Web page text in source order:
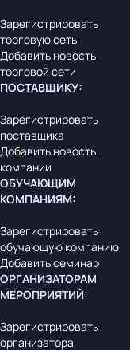
Зарегистрировать
торговую сеть
Добавить новость
торговой сети
ПОСТАВЩИКУ:
Зарегистрировать
поставщика
Добавить новость
компании
ОБУЧАЮЩИМ
КОМПАНИЯМ:
Зарегистрировать
обучающую компанию
Добавить семинар
ОРГАНИЗАТОРАМ
МЕРОПРИЯТИЙ:
Зарегистрировать
организатора